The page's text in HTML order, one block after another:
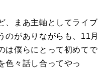
、まあ主軸としてライブ
のがありながらも、11月
は僕らにとって初めてで
色々話し合ってやっ